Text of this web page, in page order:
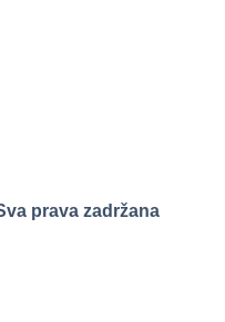
prava zadržana